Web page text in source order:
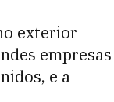
exterior
empresas
e a